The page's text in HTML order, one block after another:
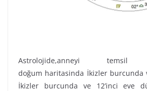
Astrolojide,anneyi
doğum haritasinda İkizler burcunda
İkizler burcunda ve 12’inci eve